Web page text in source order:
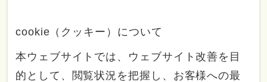
cookie（クッキー）について
本ウェブサイトでは、ウェブサイト改善を目
的として、閲覧状況を把握し、お客様への最